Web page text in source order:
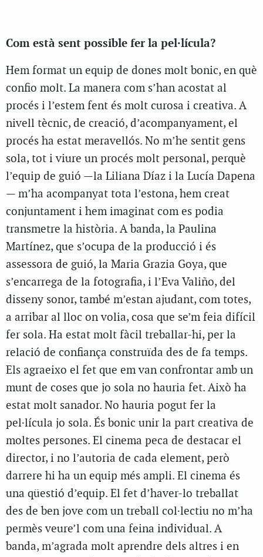
Com està sent possible fer la pel·lícula?
Hem format un equip de dones molt bonic, en què
confio molt. La manera com s’han acostat al
procés i l’estem fent és molt curosa i creativa. A
nivell tècnic, de creació, d’acompanyament, el
procés ha estat meravellós. No m’he sentit gens
sola, tot i viure un procés molt personal, perquè
l’equip de guió —la Liliana Díaz i la Lucía Dapena
— m’ha acompanyat tota l’estona, hem creat
conjuntament i hem imaginat com es podia
transmetre la història. A banda, la Paulina
Martínez, que s’ocupa de la producció i és
assessora de guió, la Maria Grazia Goya, que
s’encarrega de la fotografia, i l’Eva Valiño, del
disseny sonor, també m’estan ajudant, com totes,
a arribar al lloc on volia, cosa que se’m feia difícil
fer sola. Ha estat molt fàcil treballar-hi, per la
relació de confiança construïda des de fa temps.
Els agraeixo el fet que em van confrontar amb un
munt de coses que jo sola no hauria fet. Això ha
estat molt sanador. No hauria pogut fer la
pel·lícula jo sola. És bonic unir la part creativa de
moltes persones. El cinema peca de destacar el
director, i no l’autoria de cada element, però
darrere hi ha un equip més ampli. El cinema és
una qüestió d’equip. El fet d’haver-lo treballat
des de ben jove com un treball col·lectiu no m’ha
permès veure’l com una feina individual. A
banda, m’agrada molt aprendre dels altres i en